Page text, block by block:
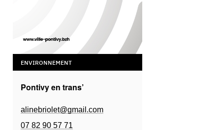
ENVIRONNEMENT
Pontivy en trans’
alinebriolet@gmail.com
07 82 90 57 71